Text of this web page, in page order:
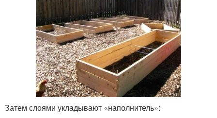
Затем слоями укладывают «наполнитель»: